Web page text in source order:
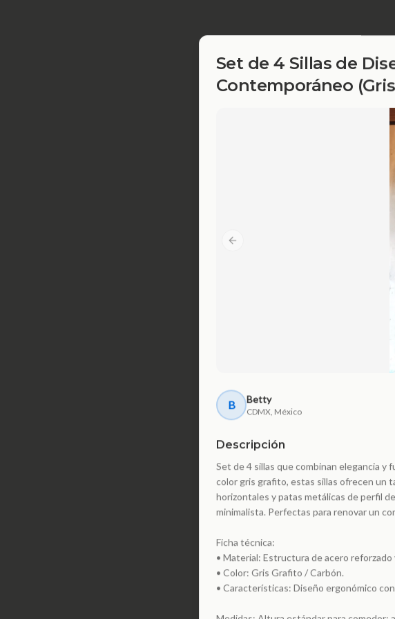
Set de 4 Sillas de
Contemporáneo
Previous slide
B Betty
CDMX, México
Descripción
Set de 4 sillas que combinan elegancia y
color gris grafito, estas sillas ofrecen un
horizontales y patas metálicas de perfil
minimalista. Perfectas para renovar un
Ficha técnica:
• Material: Estructura de acero
• Color: Gris Grafito / Carbón.
• Características: Diseño ergonómico